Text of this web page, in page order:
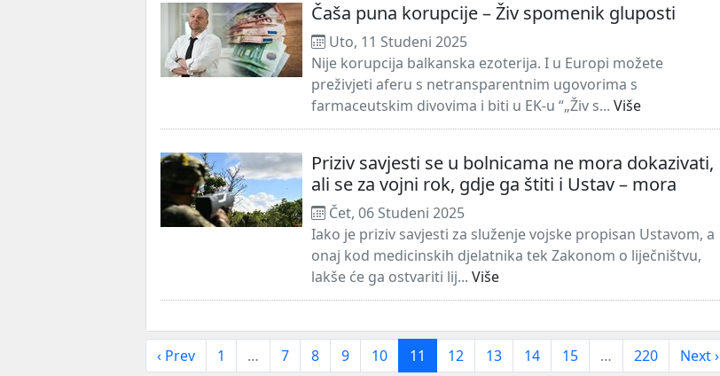
Čaša puna korupcije – Živ spomenik gluposti
Uto, 11 Studeni 2025
Nije korupcija balkanska ezoterija. I u Europi možete
preživjeti aferu s netransparentnim ugovorima s
farmaceutskim divovima i biti u EK-u “„Živ s... Više
Priziv savjesti se u bolnicama ne mora dokazivati,
ali se za vojni rok, gdje ga štiti i Ustav – mora
Čet, 06 Studeni 2025
Iako je priziv savjesti za služenje vojske propisan Ustavom, a
onaj kod medicinskih djelatnika tek Zakonom o liječništvu,
lakše će ga ostvariti lij... Više
‹ Prev 1 … 7 8 9 10 11 12 13 14 15 … 220 Next ›